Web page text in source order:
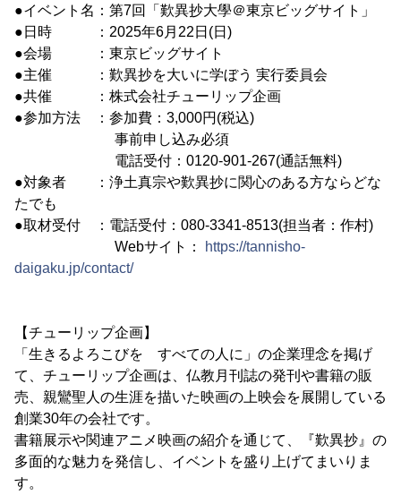
●イベント名：第7回「歎異抄大學＠東京ビッグサイト」
●日時 ：2025年6月22日(日)
●会場 ：東京ビッグサイト
●主催 ：歎異抄を大いに学ぼう 実行委員会
●共催 ：株式会社チューリップ企画
●参加方法 ：参加費：3,000円(税込)
事前申し込み必須
電話受付：0120-901-267(通話無料)
●対象者 ：浄土真宗や歎異抄に関心のある方ならどな
たでも
●取材受付 ：電話受付：080-3341-8513(担当者：作村)
Webサイト：
https://tannisho-
daigaku.jp/contact/
【チューリップ企画】
「生きるよろこびを すべての人に」の企業理念を掲げ
て、チューリップ企画は、仏教月刊誌の発刊や書籍の販
売、親鸞聖人の生涯を描いた映画の上映会を展開している
創業30年の会社です。
書籍展示や関連アニメ映画の紹介を通じて、『歎異抄』の
多面的な魅力を発信し、イベントを盛り上げてまいりま
す。